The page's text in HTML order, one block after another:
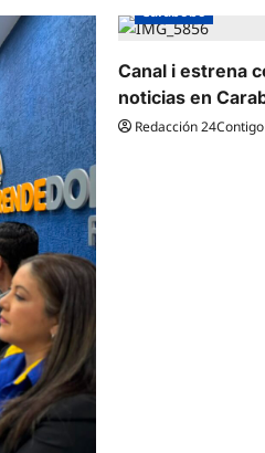
Carabobo
Canal i estrena
noticias en
Redacción 24Contigo